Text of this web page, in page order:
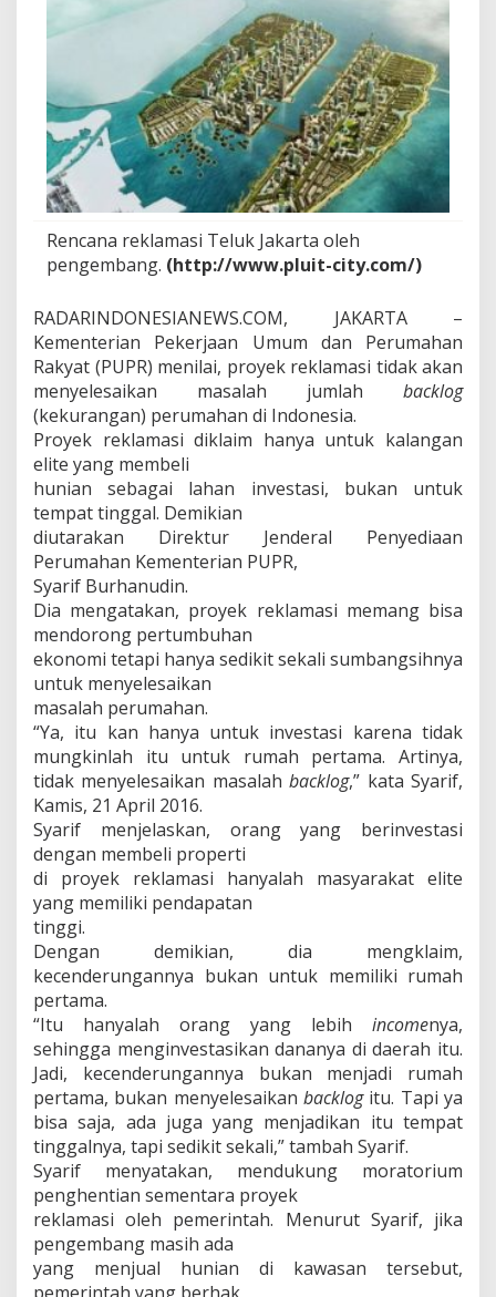
k
O
r
a
n
g
K
a
y
a
Rencana reklamasi Teluk Jakarta oleh
pengembang. (http://www.pluit-city.com/)
RADARINDONESIANEWS.COM, JAKARTA –
Kementerian Pekerjaan Umum dan Perumahan
Rakyat (PUPR) menilai, proyek reklamasi tidak akan
menyelesaikan masalah jumlah backlog
(kekurangan) perumahan di Indonesia.
Proyek reklamasi diklaim hanya untuk kalangan
elite yang membeli
hunian sebagai lahan investasi, bukan untuk
tempat tinggal. Demikian
diutarakan Direktur Jenderal Penyediaan
Perumahan Kementerian PUPR,
Syarif Burhanudin.
Dia mengatakan, proyek reklamasi memang bisa
mendorong pertumbuhan
ekonomi tetapi hanya sedikit sekali sumbangsihnya
untuk menyelesaikan
masalah perumahan.
“Ya, itu kan hanya untuk investasi karena tidak
mungkinlah itu untuk rumah pertama. Artinya,
tidak menyelesaikan masalahbacklog,” kata Syarif,
Kamis, 21 April 2016.
Syarif menjelaskan, orang yang berinvestasi
dengan membeli properti
di proyek reklamasi hanyalah masyarakat elite
yang memiliki pendapatan
tinggi.
Dengan demikian, dia mengklaim,
kecenderungannya bukan untuk memiliki rumah
pertama.
“Itu hanyalah orang yang lebih incomenya,
sehingga menginvestasikan dananya di daerah itu.
Jadi, kecenderungannya bukan menjadi rumah
pertama, bukan menyelesaikan backlogitu. Tapi ya
bisa saja, ada juga yang menjadikan itu tempat
tinggalnya, tapi sedikit sekali,” tambah Syarif.
Syarif menyatakan, mendukung moratorium
penghentian sementara proyek
reklamasi oleh pemerintah. Menurut Syarif, jika
pengembang masih ada
yang menjual hunian di kawasan tersebut,
pemerintah yang berhak